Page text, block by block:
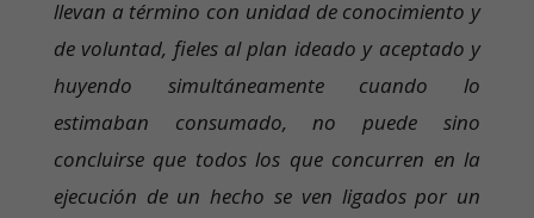
llevan a término con unidad de conocimiento y
de voluntad, fieles al plan ideado y aceptado y
huyendo simultáneamente cuando lo
estimaban consumado, no puede sino
concluirse que todos los que concurren en la
ejecución de un hecho se ven ligados por un